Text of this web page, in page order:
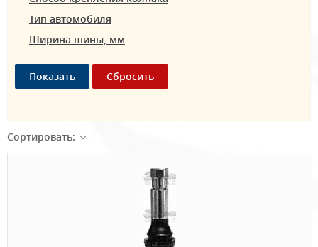
Тип автомобиля
Ширина шины, мм
Сортировать: